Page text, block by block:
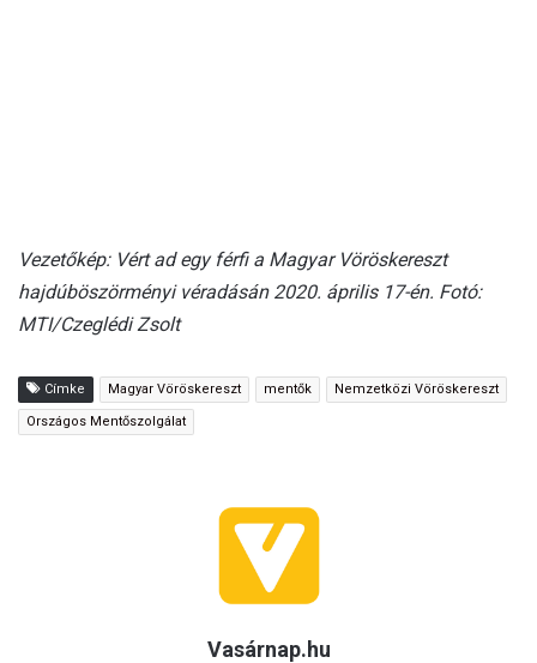
Vezetőkép: Vért ad egy férfi a Magyar Vöröskereszt
hajdúböszörményi véradásán 2020. április 17-én. Fotó:
MTI/Czeglédi Zsolt
Címke Magyar Vöröskereszt mentők Nemzetközi Vöröskereszt
Országos Mentőszolgálat
Vasárnap.hu